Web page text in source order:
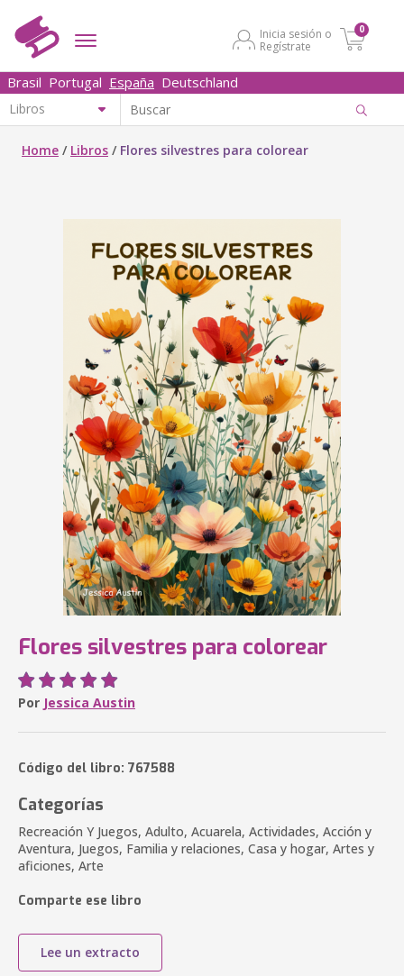
Inicia sesión o
Regístrate
0
Brasil Portugal España Deutschland
Home / Libros / Flores silvestres para colorear
Flores silvestres para colorear
Por Jessica Austin
Código del libro: 767588
Categorías
Recreación Y Juegos, Adulto, Acuarela, Actividades, Acción y
Aventura, Juegos, Familia y relaciones, Casa y hogar, Artes y
aficiones, Arte
Comparte ese libro
Lee un extracto